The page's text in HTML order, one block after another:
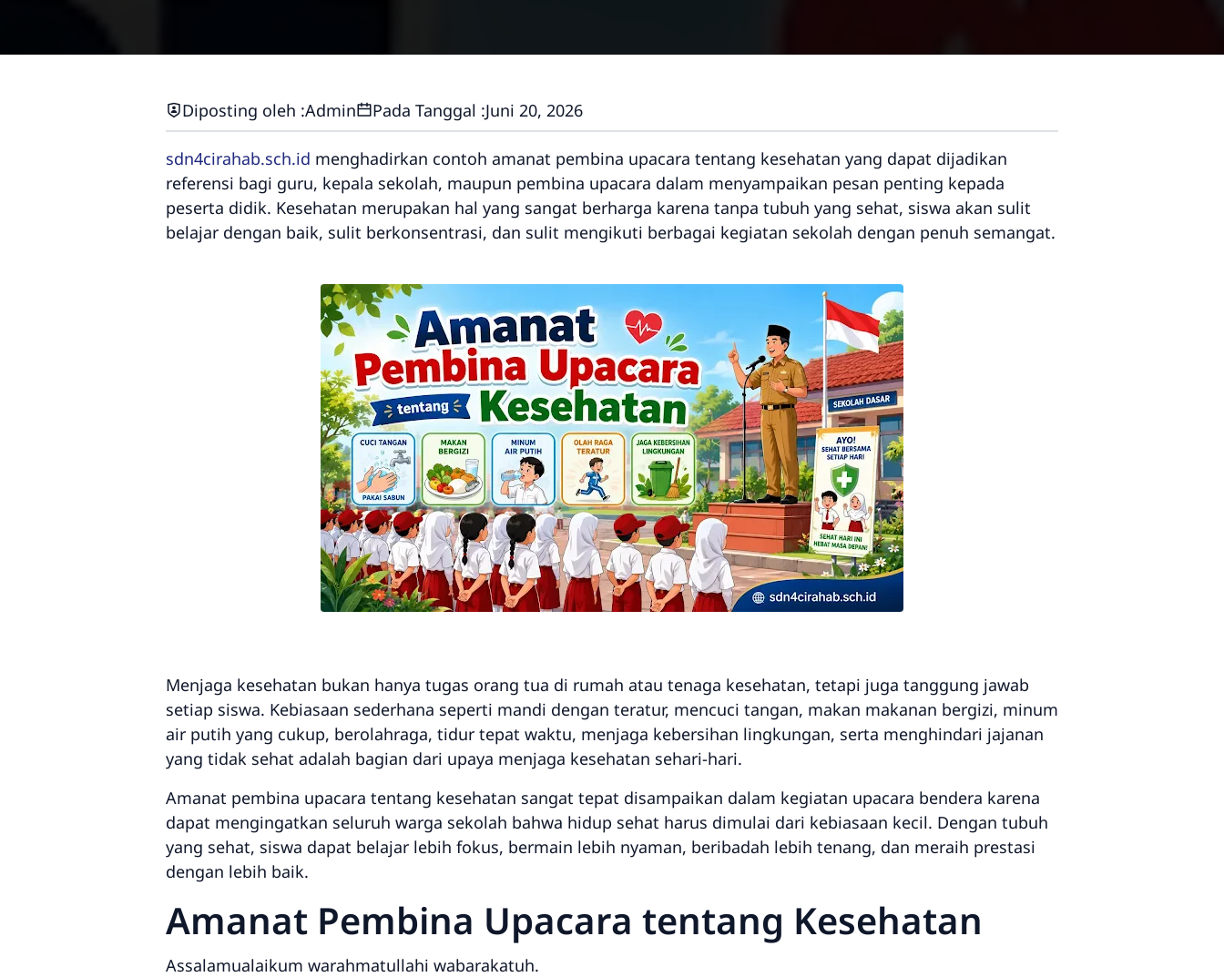
Diposting oleh :Admin Pada Tanggal :Juni 20, 2026
sdn4cirahab.sch.id menghadirkan contoh amanat pembina upacara tentang kesehatan yang dapat dijadikan
referensi bagi guru, kepala sekolah, maupun pembina upacara dalam menyampaikan pesan penting kepada
peserta didik. Kesehatan merupakan hal yang sangat berharga karena tanpa tubuh yang sehat, siswa akan sulit
belajar dengan baik, sulit berkonsentrasi, dan sulit mengikuti berbagai kegiatan sekolah dengan penuh semangat.
Menjaga kesehatan bukan hanya tugas orang tua di rumah atau tenaga kesehatan, tetapi juga tanggung jawab
setiap siswa. Kebiasaan sederhana seperti mandi dengan teratur, mencuci tangan, makan makanan bergizi, minum
air putih yang cukup, berolahraga, tidur tepat waktu, menjaga kebersihan lingkungan, serta menghindari jajanan
yang tidak sehat adalah bagian dari upaya menjaga kesehatan sehari-hari.
Amanat pembina upacara tentang kesehatan sangat tepat disampaikan dalam kegiatan upacara bendera karena
dapat mengingatkan seluruh warga sekolah bahwa hidup sehat harus dimulai dari kebiasaan kecil. Dengan tubuh
yang sehat, siswa dapat belajar lebih fokus, bermain lebih nyaman, beribadah lebih tenang, dan meraih prestasi
dengan lebih baik.
Amanat Pembina Upacara tentang Kesehatan
Assalamualaikum warahmatullahi wabarakatuh.